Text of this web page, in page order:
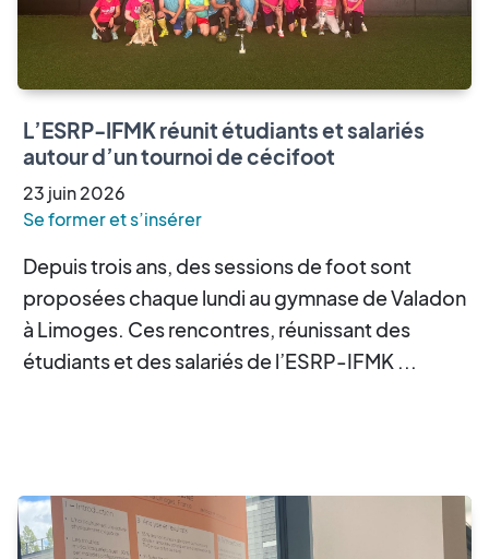
L’ESRP-IFMK réunit étudiants et salariés
autour d’un tournoi de cécifoot
23 juin2026
Se former et s’insérer
Depuis trois ans, des sessions de foot sont
proposées chaque lundi au gymnase de Valadon
à Limoges. Ces rencontres, réunissant des
étudiants et des salariés de l’ESRP-IFMK ...